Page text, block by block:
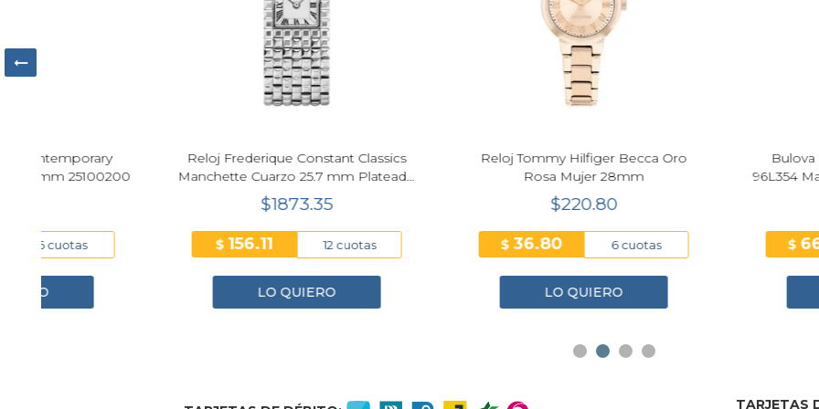
Reloj Tommy Hilfiger Demi Plateado
Mujer 21mm
6 cuotas
Tissot PRX 25 mm Mujer Dorado
T137.010.33.021.00
12 cuotas
Reloj Calvin Klein
Plateado Mujer 18mm
6
TARJETAS